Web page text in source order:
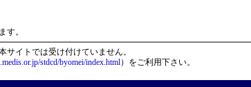
す。
イトでは受け付けていません。
stdcd/byomei/index.html）をご利用下さい。